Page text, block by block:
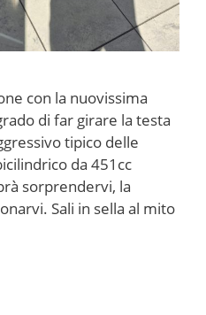
con la nuovissima
di far girare la testa
tipico delle
da 451cc
sorprendervi, la
Sali in sella al mito